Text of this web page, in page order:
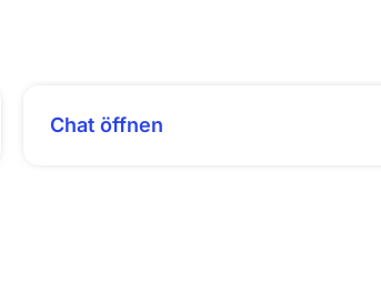
Chat öffnen